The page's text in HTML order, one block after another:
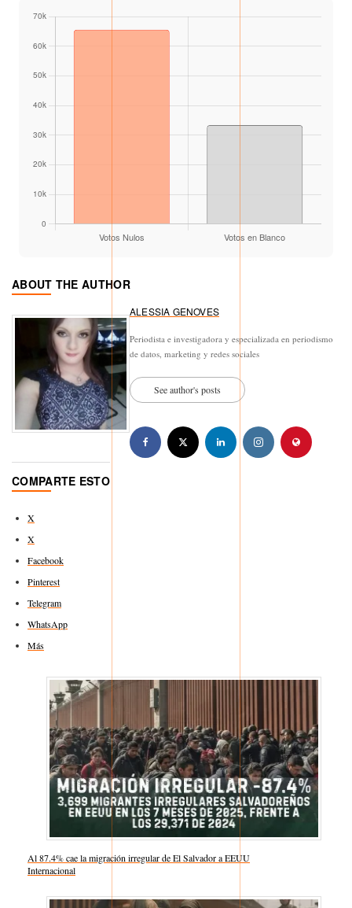
ABOUT THE AUTHOR
ALESSIA GENOVES
Periodista e investigadora y especializada en periodismo
de datos, marketing y redes sociales
See author's posts
COMPARTE ESTO
X
X
Facebook
Pinterest
Telegram
WhatsApp
Más
Al 87.4% cae la migración irregular de El Salvador a EEUU
Respecto a
Internacional